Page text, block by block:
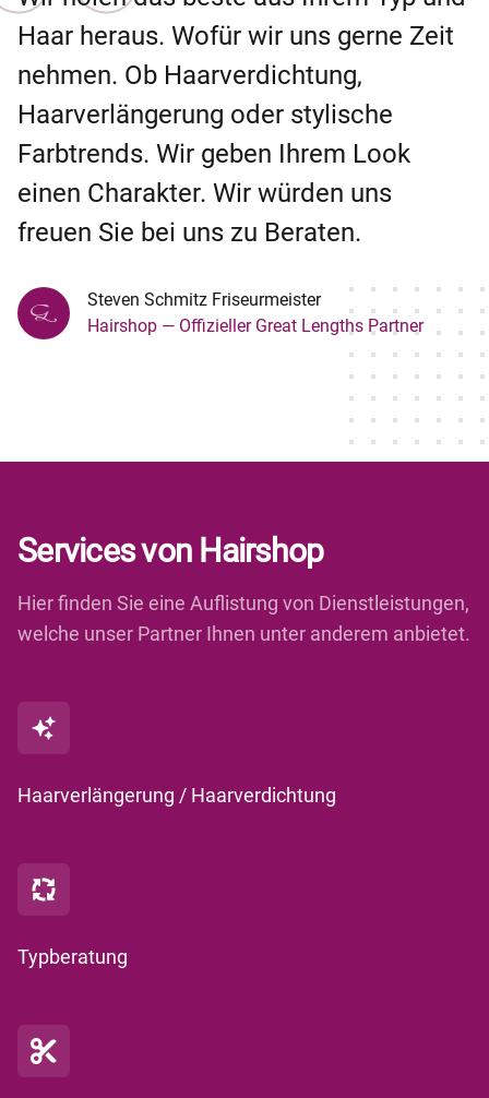
Haar heraus. Wofür wir uns gerne Zeit
nehmen. Ob Haarverdichtung,
Haarverlängerung oder stylische
Farbtrends. Wir geben Ihrem Look
einen Charakter. Wir würden uns
freuen Sie bei uns zu Beraten.
Steven Schmitz Friseurmeister
Hairshop — Offizieller Great Lengths Partner
Services von Hairshop
Hier finden Sie eine Auflistung von Dienstleistungen,
welche unser Partner Ihnen unter anderem anbietet.
Haarverlängerung / Haarverdichtung
Typberatung